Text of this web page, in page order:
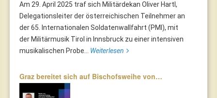
Am 29. April 2025 traf sich Militärdekan Oliver Hartl,
Delegationsleiter der österreichischen Teilnehmer an
der 65. Internationalen Soldatenwallfahrt (PMI), mit
der Militärmusik Tirol in Innsbruck zu einer intensiven
musikalischen Probe... Weiterlesen
Graz bereitet sich auf Bischofsweihe von…